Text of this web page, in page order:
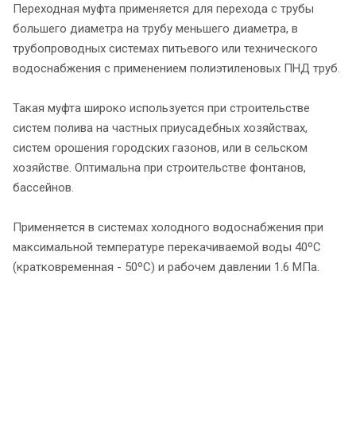
Переходная муфта применяется для перехода с трубы
большего диаметра на трубу меньшего диаметра, в
трубопроводных системах питьевого или технического
водоснабжения с применением полиэтиленовых ПНД труб.
Такая муфта широко используется при строительстве
систем полива на частных приусадебных хозяйствах,
систем орошения городских газонов, или в сельском
хозяйстве. Оптимальна при строительстве фонтанов,
бассейнов.
Применяется в системах холодного водоснабжения при
максимальной температуре перекачиваемой воды 40ºС
(кратковременная - 50ºС) и рабочем давлении 1.6 МПа.